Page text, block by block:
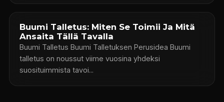
Buumi Talletus: Miten Se Toimii Ja Mitä
Ansaita Tällä Tavalla
Buumi Talletus Buumi Talletuksen Perusidea Buumi
talletus on noussut viime vuosina yhdeksi
suosituimmista tavoi...